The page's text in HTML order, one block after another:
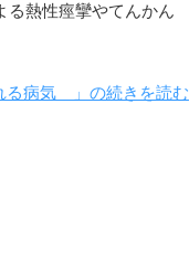
る熱性痙攣やてんかん
る病気 」の続きを読む